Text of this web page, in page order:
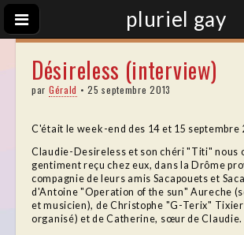
pluriel gay
Désireless (interview)
par Gérald •25 septembre 2013
C'était le week-end des 14 et 15 septembre
Claudie-Desireless et son chéri "Titi" nous
gentiment reçu chez eux, dans la Drôme
compagnie de leurs amis Sacapouets et
d'Antoine "Operation of the sun" Aureche
et musicien), de Christophe "G-Terix"
organisé) et de Catherine, sœur de Claudie.